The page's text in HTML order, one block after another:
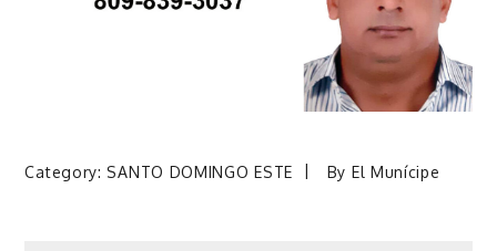
Category: SANTO DOMINGO ESTE By El Munícipe